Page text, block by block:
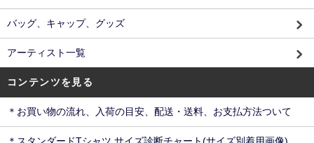
バッグ、キャップ、グッズ
アーティスト一覧
コンテンツを見る
＊お買い物の流れ、入荷の目安、配送・送料、お支払方法ついて